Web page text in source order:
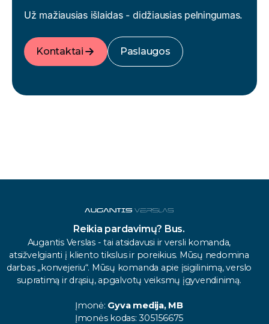
Už mažiausias išlaidas - didžiausias pelningumas.
Kontaktai Paslaugos
Reikia pardavimų? Bus.
Augantis Verslas - tai atsidavusi ir versli komanda,
atsižvelgianti į kliento tikslus ir poreikius. Mūsų nedomina
darbas „konvejeriu“. Mūsų komanda apie įsigilinimą, verslo
supratimą ir drąsių, apgalvotų veiksmų įgyvendinimą.
Įmonė: Gyva medija, MB
Įmonės kodas: 305156675